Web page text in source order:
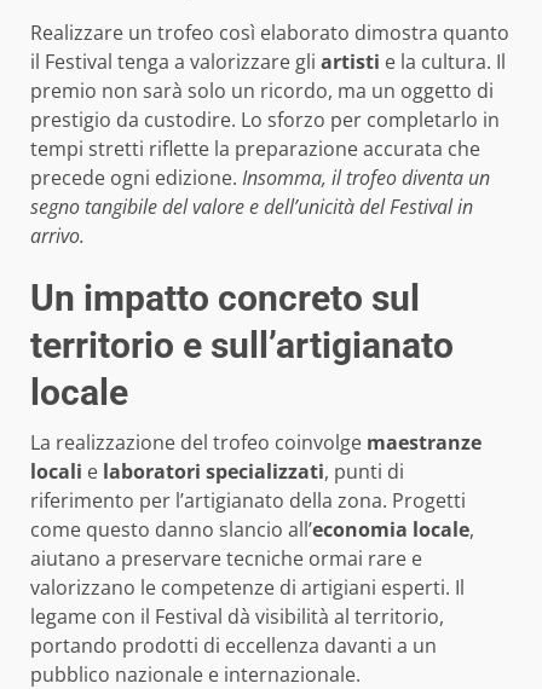
Realizzare un trofeo così elaborato dimostra quanto
il Festival tenga a valorizzare gli artisti e la cultura. Il
premio non sarà solo un ricordo, ma un oggetto di
prestigio da custodire. Lo sforzo per completarlo in
tempi stretti riflette la preparazione accurata che
precede ogni edizione. Insomma, il trofeo diventa un
segno tangibile del valore e dell’unicità del Festival in
arrivo.
Un impatto concreto sul
territorio e sull’artigianato
locale
La realizzazione del trofeo coinvolge maestranze
locali e laboratori specializzati, punti di
riferimento per l’artigianato della zona. Progetti
come questo danno slancio all’economia locale,
aiutano a preservare tecniche ormai rare e
valorizzano le competenze di artigiani esperti. Il
legame con il Festival dà visibilità al territorio,
portando prodotti di eccellenza davanti a un
pubblico nazionale e internazionale.